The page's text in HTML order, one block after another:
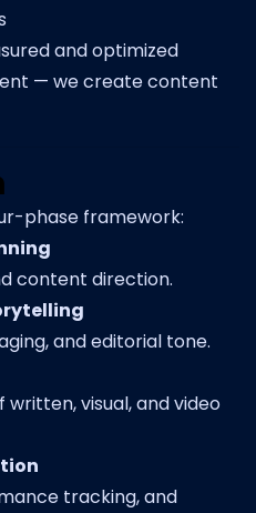
and optimized
— we create content
phase framework:
content direction.
and editorial tone.
visual, and video
tracking, and